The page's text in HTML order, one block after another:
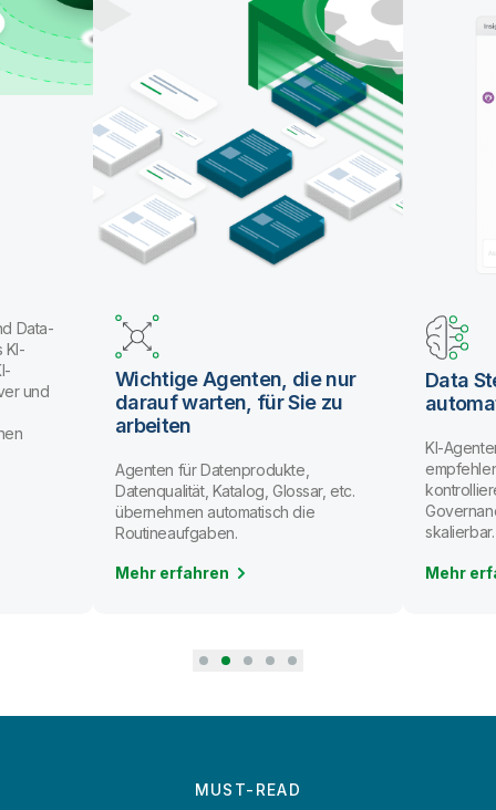
Data-
KI-
und
Wichtige Agenten, die nur
darauf warten, für Sie zu
arbeiten
Agenten für Datenprodukte,
Datenqualität, Katalog, Glossar, etc.
übernehmen automatisch die
Routineaufgaben.
Mehr erfahren
Data
KI-
skalierbar.
Mehr
MUST-READ